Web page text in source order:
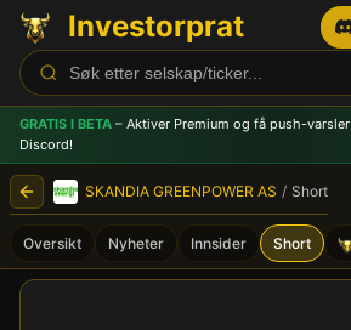
Investorprat
GRATIS I BETA – Aktiver Premium og få push-varsler
Discord!
SKANDIA GREENPOWER AS / Short
Oversikt Nyheter Innsider Short